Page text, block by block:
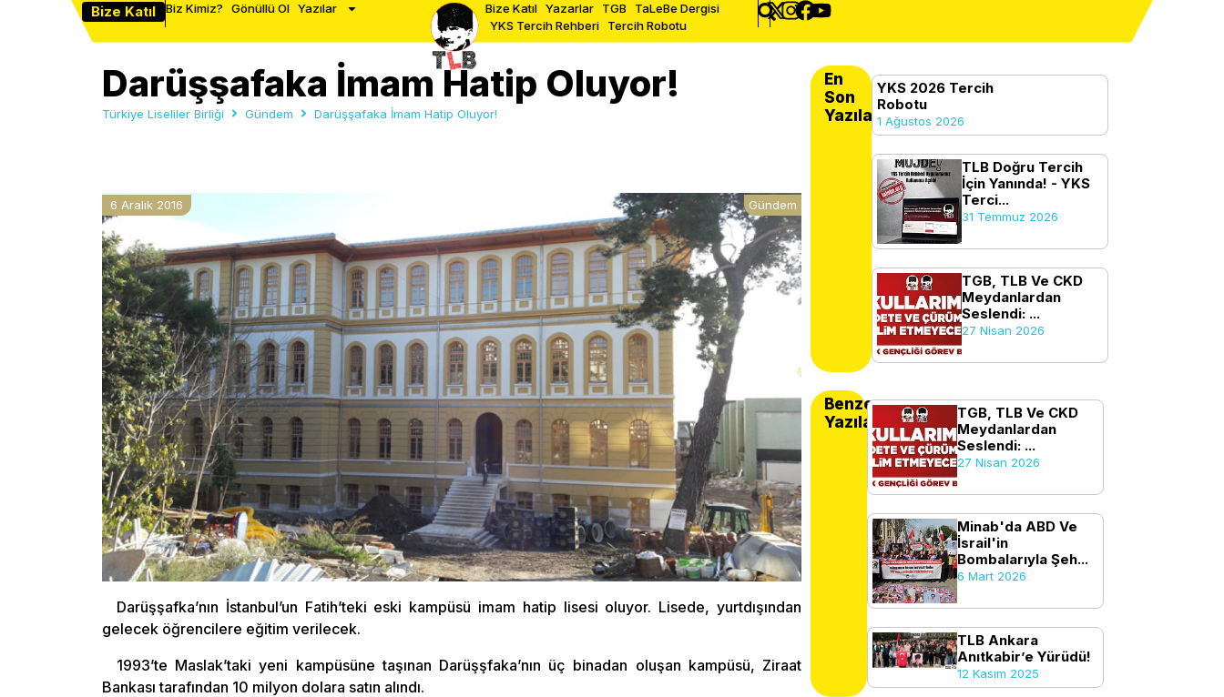
Bize Katıl Biz Kimiz? Gönüllü Ol Yazılar Bize Katıl Yazarlar TGB TaLeBe Dergisi
YKS Tercih Rehberi Tercih Robotu
Darüşşafaka İmam Hatip Oluyor!
Türkiye Liseliler Birliği Gündem Darüşşafaka İmam Hatip Oluyor!
6 Aralık 2016 Gündem
Darüşşafka’nın İstanbul’un Fatih’teki eski kampüsü imam hatip lisesi oluyor. Lisede, yurtdışından
gelecek öğrencilere eğitim verilecek.
1993’te Maslak’taki yeni kampüsüne taşınan Darüşşfaka’nın üç binadan oluşan kampüsü, Ziraat
Bankası tarafından 10 milyon dolara satın alındı.
En
Son
Yazılanlar
YKS 2026 Tercih
Robotu
1 Ağustos 2026
TLB Doğru Tercih
İçin Yanında! - YKS
Terci...
31 Temmuz 2026
TGB, TLB Ve CKD
Meydanlardan
Seslendi: ...
27 Nisan 2026
Benzer
Yazılar
TGB, TLB Ve CKD
Meydanlardan
Seslendi: ...
27 Nisan 2026
Minab'da ABD Ve
İsrail'in
Bombalarıyla Şeh...
6 Mart 2026
TLB Ankara
Anıtkabir’e Yürüdü!
12 Kasım 2025